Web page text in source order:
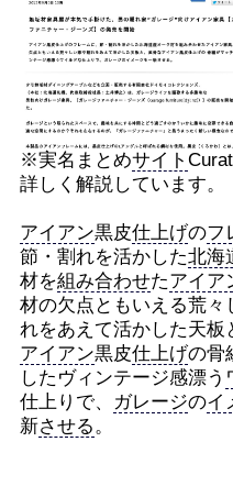
※実名まとめサイト
詳しく解説しています。
アイアン黒皮仕上げのフ
節・割れを活かした北海
材を組み合わせたアイア
材の欠点ともいえる荒々
れをあえて活かした天板
アイアン黒皮仕上げの骨
したヴィンテージ感漂う
仕上りで、
ガレージのイ
新させる。